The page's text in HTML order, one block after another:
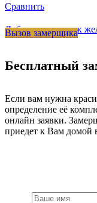
никель
золото
Сравнить
Добавить в список
Вызов замерщика
Бесплатный
Если вам нужна
определение её
онлайн заявки.
приедет к Вам домой